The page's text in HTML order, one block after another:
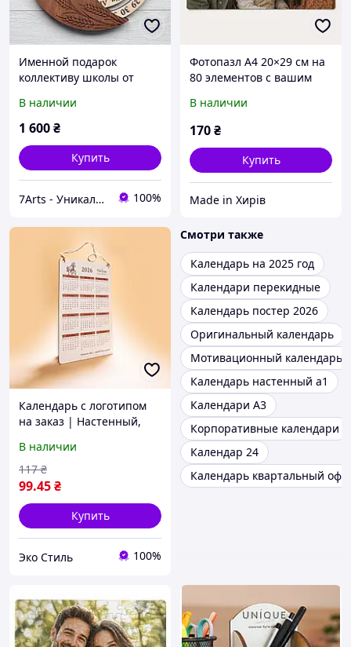
Именной подарок
коллективу школы от
деревянный вечный
календарь с гравировкой
В наличии
1 600₴
Купить
7Arts - Уникальные подарки из дерева! 100%
Фотопазл А4 20×29 см на
80 элементов с вашим
заказу
В наличии
170₴
Купить
Made in Хирів
Календарь с логотипом
на заказ | Настенный,
брендированный
календарь с вашим
логотипом
В наличии
99.45₴
117 ₴
Купить
Эко Стиль 100%
Смотри также
Календарь на 2025 год
Календари перекидные
Календарь постер 2026
Оригинальный календарь
Мотивационный календарь
Календарь настенный а1
Календари А3
Корпоративные календари
Календар 24
Календарь квартальный